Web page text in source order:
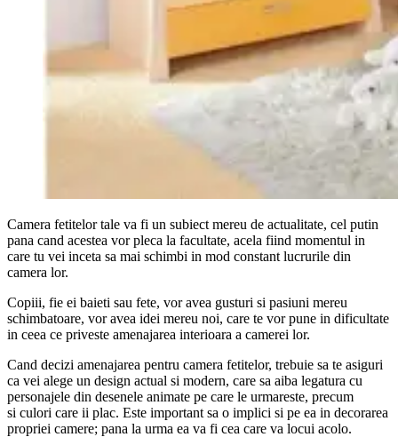
Camera fetitelor tale va fi un subiect mereu de actualitate, cel putin
pana cand acestea vor pleca la facultate, acela fiind momentul in
care tu vei inceta sa mai schimbi in mod constant lucrurile din
camera lor.
Copiii, fie ei baieti sau fete, vor avea gusturi si pasiuni mereu
schimbatoare, vor avea idei mereu noi, care te vor pune in dificultate
in ceea ce priveste amenajarea interioara a camerei lor.
Cand decizi amenajarea pentru camera fetitelor, trebuie sa te asiguri
ca vei alege un design actual si modern, care sa aiba legatura cu
personajele din desenele animate pe care le urmareste, precum
si culori care ii plac. Este important sa o implici si pe ea in decorarea
propriei camere; pana la urma ea va fi cea care va locui acolo.